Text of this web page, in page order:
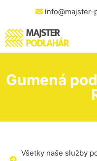
info@majster-
Gumená
Všetky naše služby